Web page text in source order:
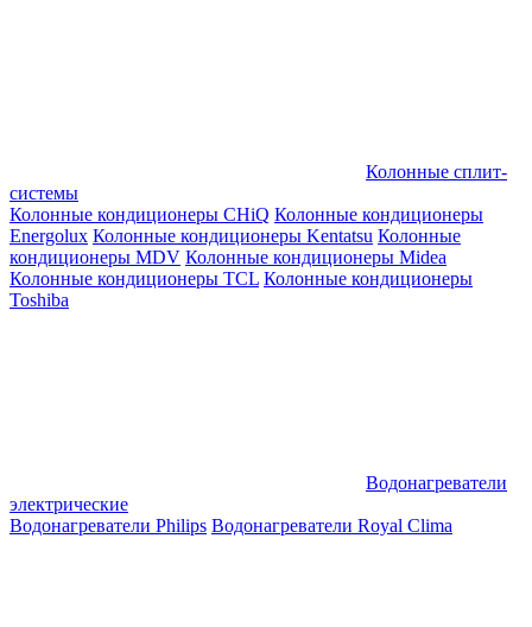
Колонные сплит-
системы
Колонные кондиционеры CHiQ Колонные кондиционеры
Energolux Колонные кондиционеры Kentatsu Колонные
кондиционеры MDV Колонные кондиционеры Midea
Колонные кондиционеры TCL Колонные кондиционеры
Toshiba
Водонагреватели
электрические
Водонагреватели Philips Водонагреватели Royal Clima